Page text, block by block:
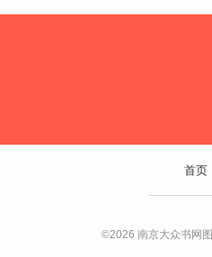
首页
©2026 南京大众书网